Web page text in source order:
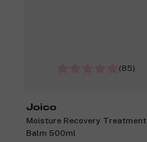
(85)
Joico
Moisture Recovery Treatment
Balm 500ml